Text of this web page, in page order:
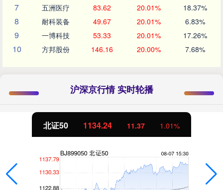
7 五洲医疗 83.62 20.01% 18.37%
8 耐科装备 49.67 20.01% 6.83%
9 一博科技 53.33 20.01% 17.26%
10 方邦股份 146.16 20.00% 7.68%
沪深京行情 实时轮播
北证50 1134.24 11.37 1.01%